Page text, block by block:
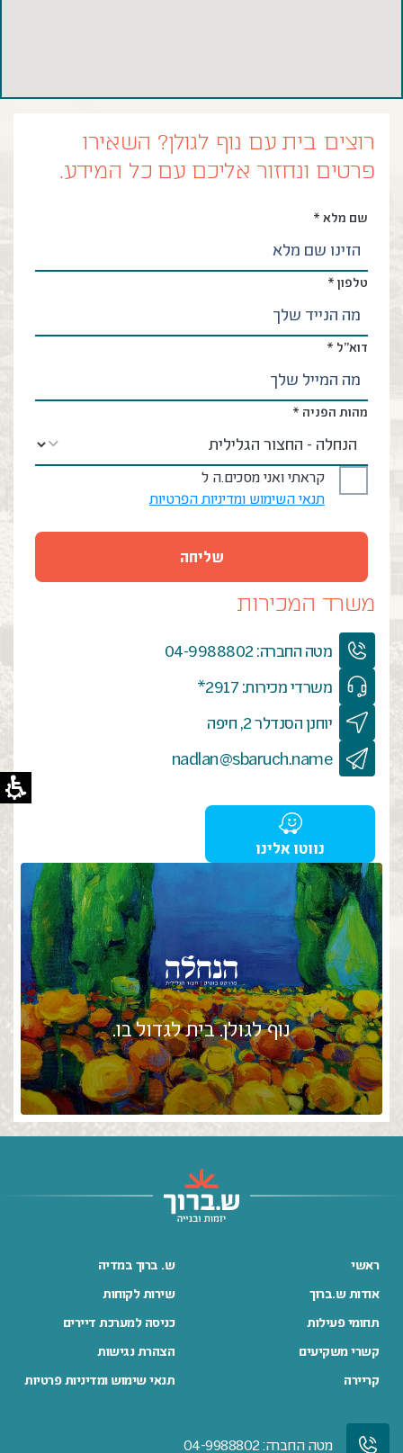
נוף לגולן. בית לגדול בו.
רוצים בית עם נוף לגולן? השאירו
פרטים ונחזור אליכם עם כל המידע.
שם מלא *
טלפון *
דוא”ל *
מהות הפניה *
קראתי ואני מסכים.ה ל
תנאי השימוש ומדיניות הפרטיות
משרד המכירות
מטה החברה: 04-9988802
משרדי מכירות: 2917*
יוחנן הסנדלר 2, חיפה
nadlan@sbaruch.name
נווטו אלינו
ראשי
אודות ש.ברוך
תחומי פעילות
קשרי משקיעים
קריירה
ש. ברוך במדיה
שירות לקוחות
כניסה למערכת דיירים
הצהרת נגישות
תנאי שימוש ומדיניות פרטיות
מטה החברה: 04-9988802